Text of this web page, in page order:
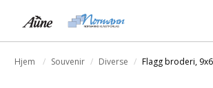
Hjem Souvenir Diverse Flagg broderi,